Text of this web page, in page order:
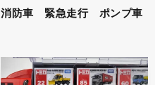
消防車 緊急走行 ポンプ車